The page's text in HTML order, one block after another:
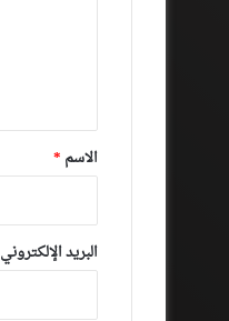
*
الاسم *
البريد الإلكتروني